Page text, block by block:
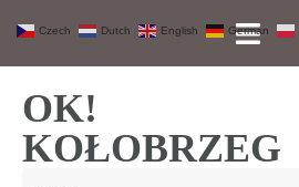
OK!
KOŁOBRZEG
Czech Dutch English German